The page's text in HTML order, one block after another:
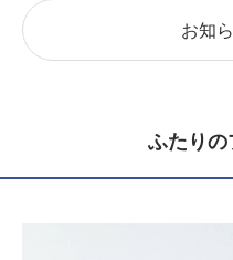
お知
ふたりの